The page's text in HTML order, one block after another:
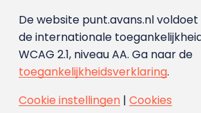
De website punt.avans.nl
de internationale
WCAG 2.1, niveau AA. Ga naar de
toegankelijkheidsverklaring.
Cookie instellingen| Cookies